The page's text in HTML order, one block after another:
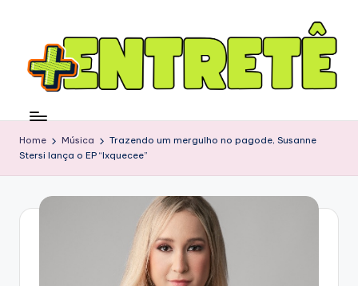
Home Música
Trazendo um mergulho no pagode, Susanne
Stersi lança o EP “Ixquecee”